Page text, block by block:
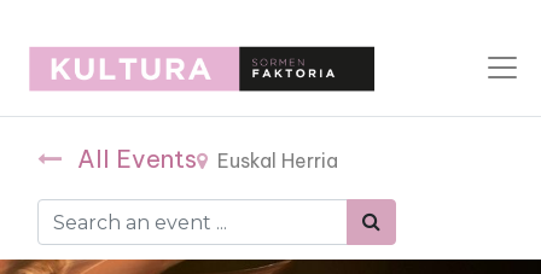
All Events Euskal Herria